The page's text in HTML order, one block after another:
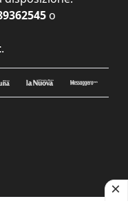
o
.